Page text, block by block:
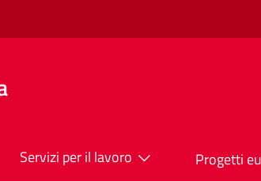
Servizi per il lavoro Progetti